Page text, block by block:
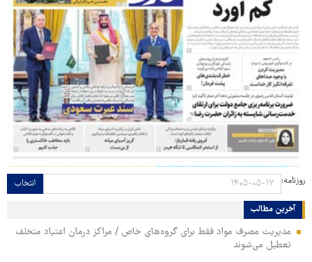
روزنامه: انتخاب
آخرین مطالب
مدیریت مصرف مواد فقط برای گروه‌های خاص / مراکز درمان اعتیاد متخلف
تعطیل می‌شوند